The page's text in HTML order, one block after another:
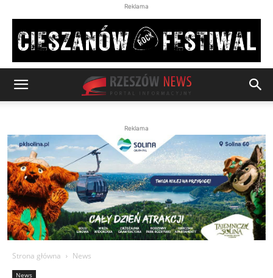
Reklama
Reklama
Strona główna News
News